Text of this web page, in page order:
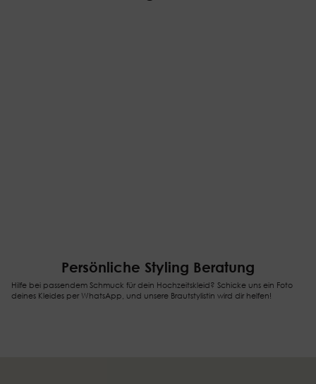
Persönliche Styling Beratung
Hilfe bei passendem Schmuck für dein Hochzeitskleid? Schicke uns ein Foto
deines Kleides per WhatsApp, und unsere Brautstylistin wird dir helfen!